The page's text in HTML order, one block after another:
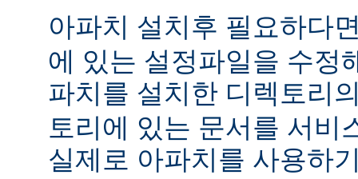
아파치 설치후 필요하다
에 있는 설정파일을 수정
파치를 설치한 디렉토리
토리에 있는 문서를 서비
실제로 아파치를 사용하